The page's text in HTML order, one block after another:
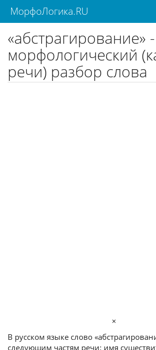
МорфоЛогика.RU
«абстрагирование» -
морфологический
речи) разбор слова
×
В русском языке слово
следующим частям речи: имя